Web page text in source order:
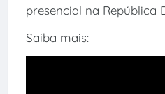
presencial na República
Saiba mais: